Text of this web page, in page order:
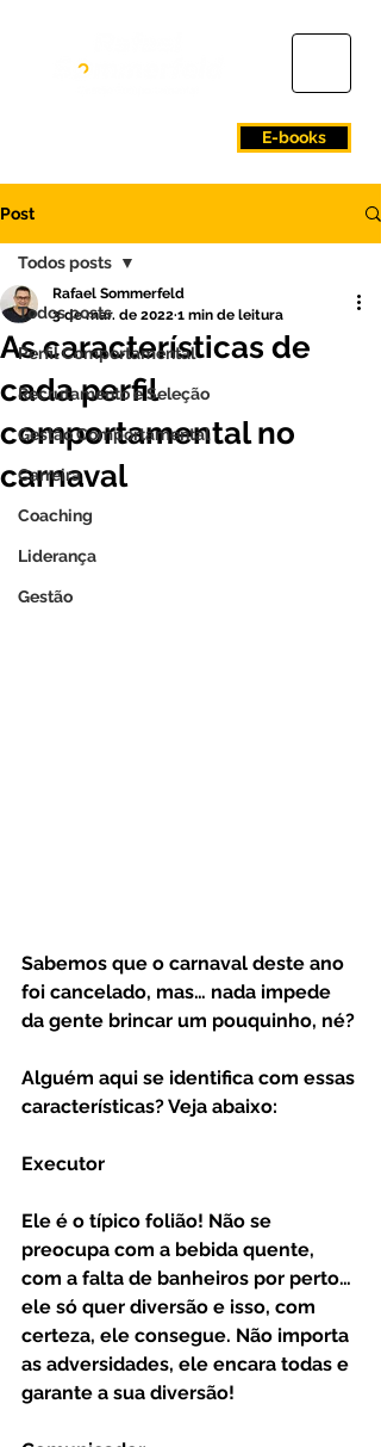
E-books
Post
Todos posts
Perfil Comportamental
Recrutamento e Seleção
Gestão Comportamental
Carreira
Coaching
Liderança
Gestão
Todos posts
As características de
cada perfil
comportamental no
carnaval
Rafael Sommerfeld
3 de mar. de 2022 1 min de leitura
Sabemos que o carnaval deste ano
foi cancelado, mas… nada impede
da gente brincar um pouquinho, né?
Alguém aqui se identifica com essas
características? Veja abaixo:
Executor
Ele é o típico folião! Não se
preocupa com a bebida quente,
com a falta de banheiros por perto…
ele só quer diversão e isso, com
certeza, ele consegue. Não importa
as adversidades, ele encara todas e
garante a sua diversão!